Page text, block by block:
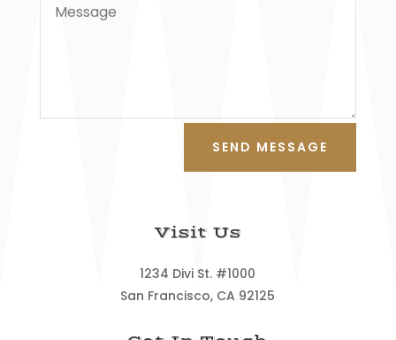
SEND MESSAGE
Visit Us
1234 Divi St. #1000
San Francisco, CA 92125